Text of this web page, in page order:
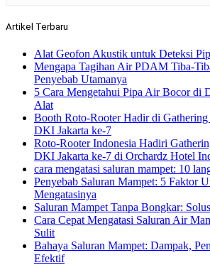
Artikel Terbaru
Alat Geofon Akustik untuk Deteksi
Mengapa Tagihan Air PDAM Tiba-
Penyebab Utamanya
5 Cara Mengetahui Pipa Air Bocor di
Alat
Booth Roto-Rooter Hadir di
DKI Jakarta ke-7
Roto-Rooter Indonesia Hadiri
DKI Jakarta ke-7 di Orchardz Hotel
cara mengatasi saluran mampet: 10
Penyebab Saluran Mampet: 5 Faktor
Mengatasinya
Saluran Mampet Tanpa Bongkar:
Cara Cepat Mengatasi Saluran Air
Sulit
Bahaya Saluran Mampet: Dampak,
Efektif